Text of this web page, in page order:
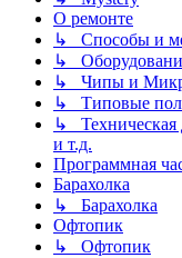
О ремонте
↳ Способы и
↳
↳ Чипы и
↳ Типовые
↳ Техническая
и т.д.
Программная
Барахолка
↳ Барахолка
Офтопик
↳ Офтопик